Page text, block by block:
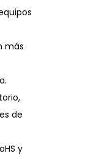
más
de
y